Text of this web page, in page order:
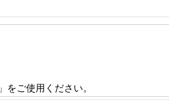
ご使用ください。